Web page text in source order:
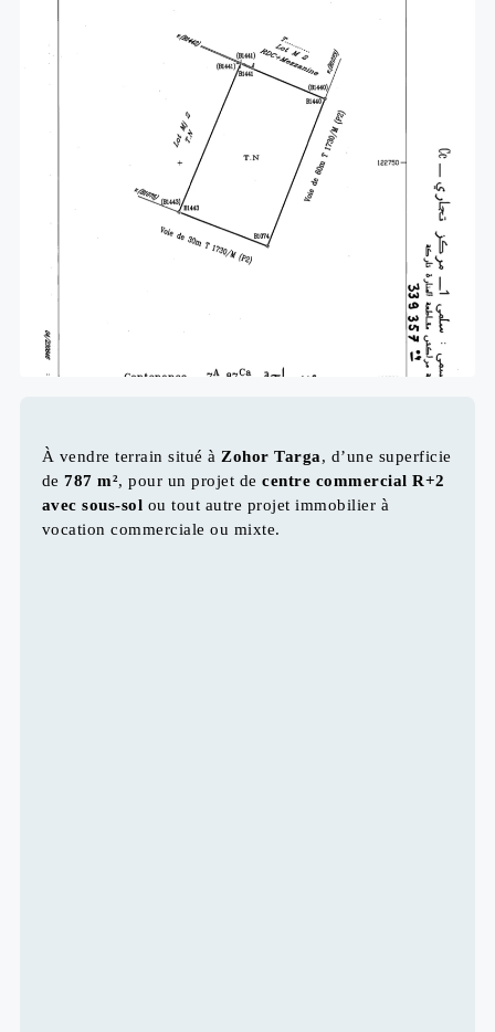
À vendre terrain situé à Zohor Targa, d’une superficie
de787 m², pour un projet decentre commercial R+2
avec sous-sol ou tout autre projet immobilier à
vocation commerciale ou mixte.